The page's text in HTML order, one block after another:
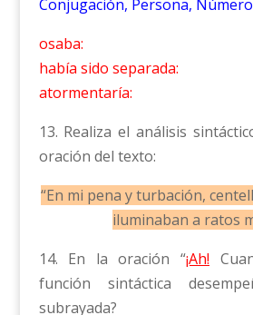
Conjugación, Persona,
osaba:
había sido separada:
atormentaría:
13. Realiza el análisis
oración del texto:
“En mi pena y turbación,
iluminaban a ratos
14. En la oración “¡Ah!
función sintáctica
subrayada?